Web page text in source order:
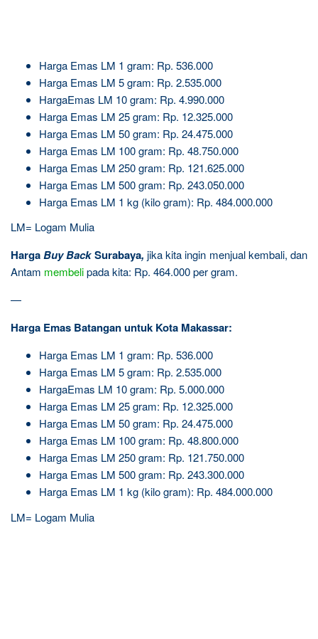
Harga Emas LM 1 gram: Rp. 536.000
Harga Emas LM 5 gram: Rp. 2.535.000
HargaEmas LM 10 gram: Rp. 4.990.000
Harga Emas LM 25 gram: Rp. 12.325.000
Harga Emas LM 50 gram: Rp. 24.475.000
Harga Emas LM 100 gram: Rp. 48.750.000
Harga Emas LM 250 gram: Rp. 121.625.000
Harga Emas LM 500 gram: Rp. 243.050.000
Harga Emas LM 1 kg (kilo gram): Rp. 484.000.000
LM= Logam Mulia
HargaBuy BackSurabaya, jika kita ingin menjual kembali, dan
Antam membelipada kita: Rp. 464.000 per gram.
—
Harga Emas Batangan untuk Kota Makassar:
Harga Emas LM 1 gram: Rp. 536.000
Harga Emas LM 5 gram: Rp. 2.535.000
HargaEmas LM 10 gram: Rp. 5.000.000
Harga Emas LM 25 gram: Rp. 12.325.000
Harga Emas LM 50 gram: Rp. 24.475.000
Harga Emas LM 100 gram: Rp. 48.800.000
Harga Emas LM 250 gram: Rp. 121.750.000
Harga Emas LM 500 gram: Rp. 243.300.000
Harga Emas LM 1 kg (kilo gram): Rp. 484.000.000
LM= Logam Mulia